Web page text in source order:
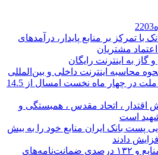
با تمرکز بر منابع پایدار، درآمدهای
مشتریان
به اینترنت رایگان
محاسبه اینترنت داخلی و بین‌المللی
حق بیمه تولیدی بیمه ملت در چهار ماه نخست امسال از 14.5
اقتدار ، اتحاد مقدس ، همبستگی و
است
پست بانک ایران منابع خود را به بیش
افزایش ۷۰ درصدی منابع و ۱۳۲ درصدی ضمانت‌نامه‌های